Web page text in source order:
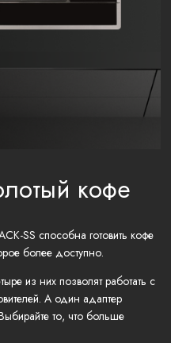
кофе
SS способна готовить кофе
более доступно.
из них позволят работать с
А один адаптер
то, что больше